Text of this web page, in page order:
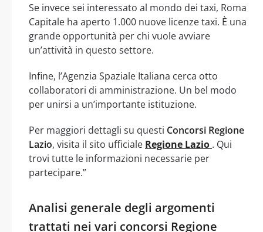
Se invece sei interessato al mondo dei taxi, Roma
Capitale ha aperto 1.000 nuove licenze taxi. È una
grande opportunità per chi vuole avviare
un’attività in questo settore.
Infine, l’Agenzia Spaziale Italiana cerca otto
collaboratori di amministrazione. Un bel modo
per unirsi a un’importante istituzione.
Per maggiori dettagli su questi Concorsi Regione
Lazio, visita il sito ufficiale Regione Lazio . Qui
trovi tutte le informazioni necessarie per
partecipare.”
Analisi generale degli argomenti
trattati nei vari concorsi Regione